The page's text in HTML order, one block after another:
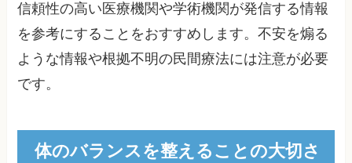
信頼性の高い医療機関や学術機関が発信する情報
を参考にすることをおすすめします。不安を煽る
ような情報や根拠不明の民間療法には注意が必要
です。
体のバランスを整えることの大切さ